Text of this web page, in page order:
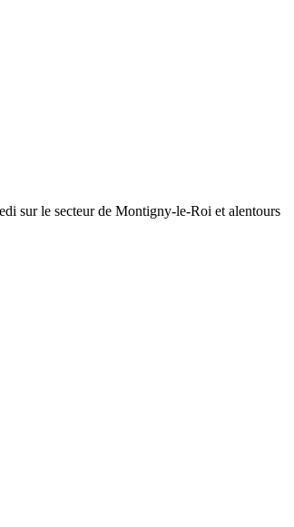
sur le secteur de Montigny-le-Roi et alentours